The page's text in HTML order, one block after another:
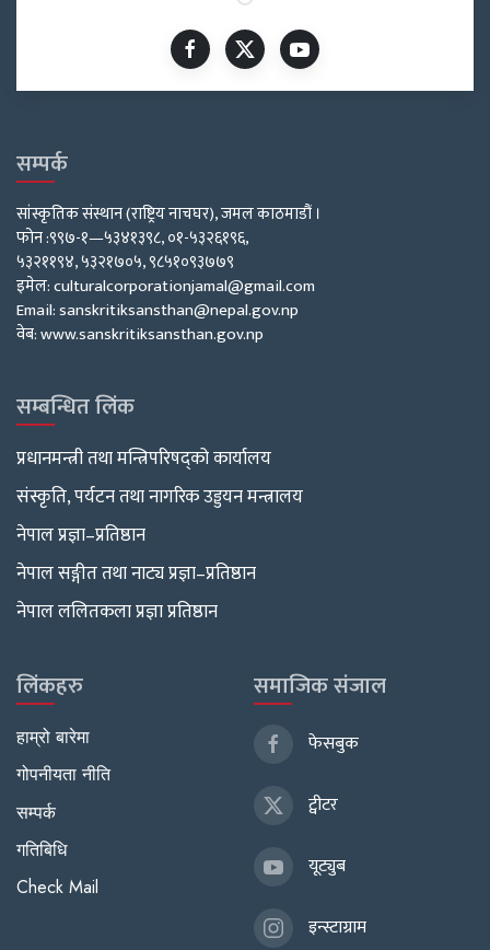
सम्पर्क
सांस्कृतिक संस्थान (राष्ट्रिय नाचघर), जमल काठमाडौं ।
फोन :९९७-१—५३४१३९८, ०१-५३२६१९६,
५३२११९४, ५३२१७०५, ९८५१०९३७७९
इमेल: culturalcorporationjamal@gmail.com
Email: sanskritiksansthan@nepal.gov.np
वेब: www.sanskritiksansthan.gov.np
सम्बन्धित लिंक
प्रधानमन्त्री तथा मन्त्रिपरिषद्को कार्यालय
संस्कृति, पर्यटन तथा नागरिक उड्डयन मन्त्रालय
नेपाल प्रज्ञा–प्रतिष्ठान
नेपाल सङ्गीत तथा नाट्य प्रज्ञा–प्रतिष्ठान
नेपाल ललितकला प्रज्ञा प्रतिष्ठान
लिंकहरु
हाम्रो बारेमा
गोपनीयता नीति
सम्पर्क
गतिबिधि
Check Mail
समाजिक संजाल
फेसबुक
ट्वीटर
यूट्युब
इन्स्टाग्राम